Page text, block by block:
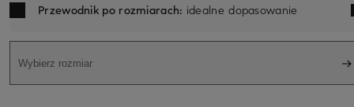
Przewodnik po rozmiarach: idealne dopasowanie
Wybierz rozmiar